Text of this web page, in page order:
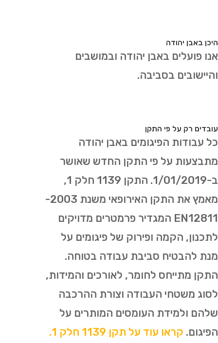
היכן באבן יהודה
אנו פועלים באבן יהודה ובמושבים
והיישובים בסביבה.
עובדים רק על פי התקן
כל עבודות הפיגומים באבן יהודה
מתבצעות על פי התקן החדש שאושר
ב-1/01/2019. התקן 1139 חלק 1,
מאמץ את התקן האירופאי משנת 2003-
EN12811 המגדיר פרמטרים מדויקים
לתכנון, הקמה ופירוק של פיגומים על
מנת להבטיח סביבת עבודה בטוחה.
התקן מתייחס לחומר, לאורכים והמידות,
לסוג משטחי העבודה וצורת ההרכבה
שלהם ולמידת העומסים המותרים על
הפיגום. קראו עוד על תקן 1139 חלק 1.